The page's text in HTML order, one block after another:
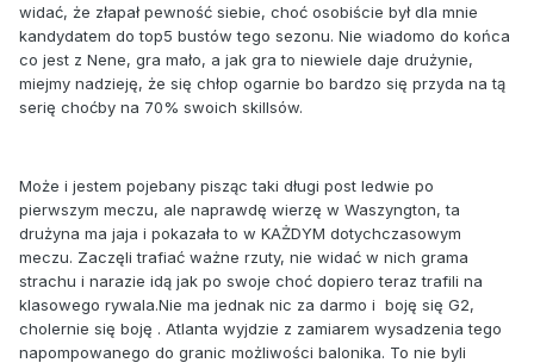
widać, że złapał pewność siebie, choć osobiście był dla mnie
kandydatem do top5 bustów tego sezonu. Nie wiadomo do końca
co jest z Nene, gra mało, a jak gra to niewiele daje drużynie,
miejmy nadzieję, że się chłop ogarnie bo bardzo się przyda na tą
serię choćby na 70% swoich skillsów.
Może i jestem pojebany pisząc taki długi post ledwie po
pierwszym meczu, ale naprawdę wierzę w Waszyngton, ta
drużyna ma jaja i pokazała to w KAŻDYM dotychczasowym
meczu. Zaczęli trafiać ważne rzuty, nie widać w nich grama
strachu i narazie idą jak po swoje choć dopiero teraz trafili na
klasowego rywala.Nie ma jednak nic za darmo i boję się G2,
cholernie się boję . Atlanta wyjdzie z zamiarem wysadzenia tego
napompowanego do granic możliwości balonika. To nie byli